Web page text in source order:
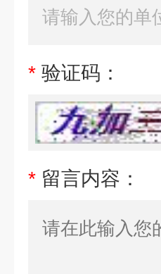
* 验证码：
* 留言内容：